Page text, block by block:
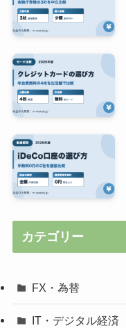
カテゴリー
FX・為替
IT・デジタル経済